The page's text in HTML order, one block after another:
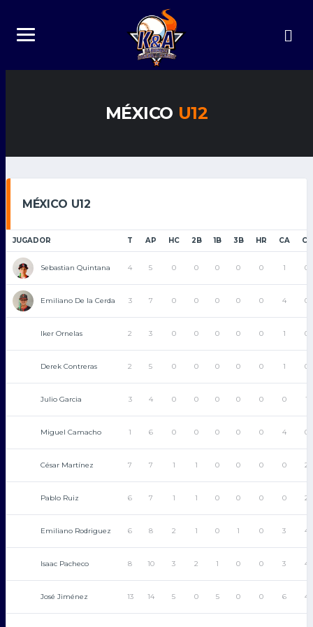
MÉXICO U12
MÉXICO U12
JUGADOR T AP HC 2B 1B 3B HR CA CE
Sebastian Quintana 4 5 0 0 0 0 0 1 0
Emiliano De la Cerda 3 7 0 0 0 0 0 4 0
Iker Ornelas 2 3 0 0 0 0 0 1 0
Derek Contreras 2 5 0 0 0 0 0 1 0
Julio Garcia 3 4 0 0 0 0 0 0 1
Miguel Camacho 1 6 0 0 0 0 0 4 0
César Martínez 7 7 1 1 0 0 0 0 2
Pablo Ruiz 6 7 1 1 0 0 0 0 2
Emiliano Rodriguez 6 8 2 1 0 1 0 3 4
Isaac Pacheco 8 10 3 2 1 0 0 3 4
José Jiménez 13 14 5 0 5 0 0 6 4